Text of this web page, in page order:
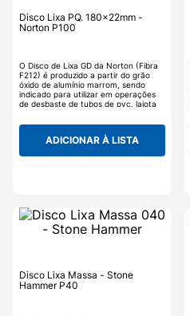
Disco Lixa PQ. 180x22mm -
Norton P100
O Disco de Lixa GD da Norton (Fibra
F212) é produzido a partir do grão
óxido de alumínio marrom, sendo
indicado para utilizar em operações
de desbaste de tubos de pvc, lajota
a remoção de tinta antiga e/ou
ADICIONAR À LISTA
Disco Lixa Massa - Stone
Hammer P40